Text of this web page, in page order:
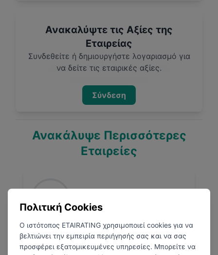
Ανακαλύψτε τις Αξίες της
Εταιρείας
Συνδεθείτε ή δημιουργήστε λογαριασμό για
να δείτε τις εταιρικές αξίες.
Σύνδεση
Ανακάλυψε Περισσότερες
Εταιρείες
Germanos
Αθήνα
Πολιτική Cookies
Ο ιστότοπος ETAIRATING χρησιμοποιεί cookies για να
βελτιώνει την εμπειρία περιήγησής σας και να σας
προσφέρει εξατομικευμένες υπηρεσίες. Μπορείτε να